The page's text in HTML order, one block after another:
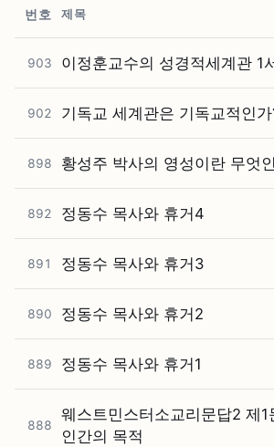
번호 제목
903 이정훈교수의 성경적세계관 1
902 기독교 세계관은 기독교적인가
898 황성주 박사의 영성이란 무엇
892 정동수 목사와 휴거4
891 정동수 목사와 휴거3
890 정동수 목사와 휴거2
889 정동수 목사와 휴거1
888
웨스트민스터소교리문답2 제1
인간의 목적